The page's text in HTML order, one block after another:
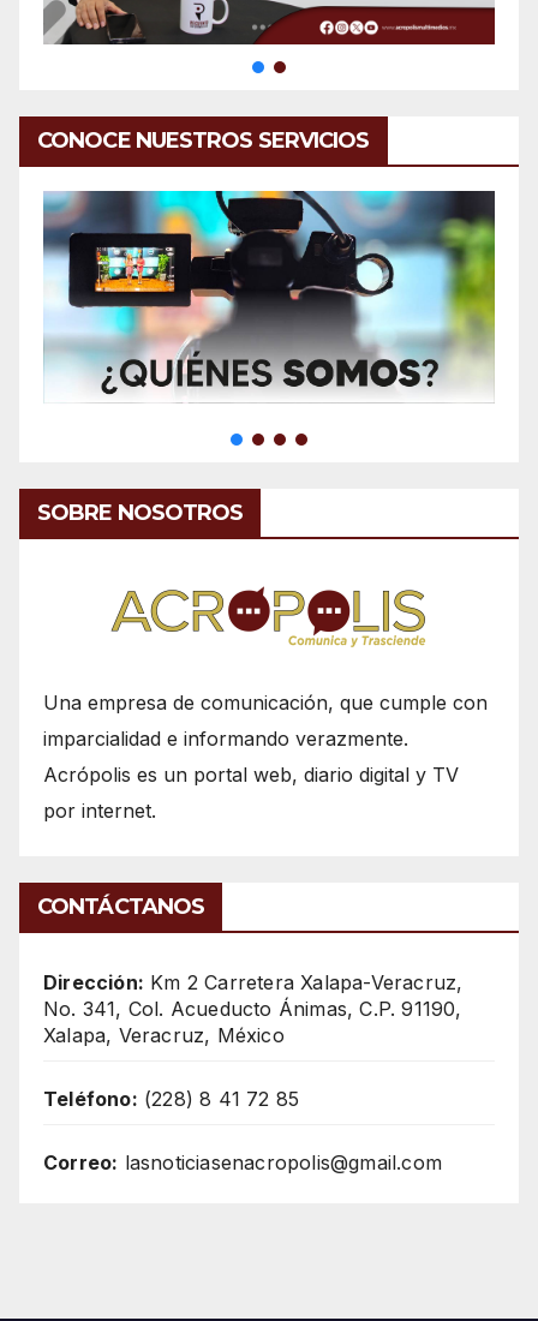
CONOCE NUESTROS SERVICIOS
SOBRE NOSOTROS
Una empresa de comunicación, que cumple con
imparcialidad e informando verazmente.
Acrópolis es un portal web, diario digital y TV
por internet.
CONTÁCTANOS
Dirección: Km 2 Carretera Xalapa-Veracruz,
No. 341, Col. Acueducto Ánimas, C.P. 91190,
Xalapa, Veracruz, México
Teléfono: (228) 8 41 72 85
Correo: lasnoticiasenacropolis@gmail.com